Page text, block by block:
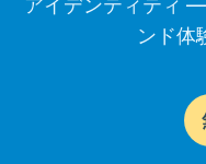
ンド体